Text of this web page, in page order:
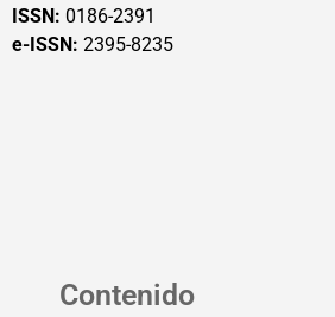
ISSN: 0186-2391
e-ISSN: 2395-8235
Contenido